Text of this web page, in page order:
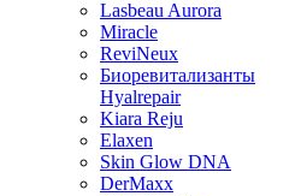
Lasbeau Aurora
Miracle
ReviNeux
Биоревитализанты
Hyalrepair
Kiara Reju
Elaxen
Skin Glow DNA
DerMaxx